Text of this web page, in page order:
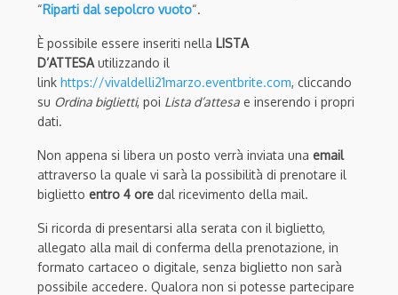
“Riparti dal sepolcro vuoto“.
È possibile essere inseriti nella LISTA
D’ATTESA utilizzando il
link https://vivaldelli21marzo.eventbrite.com, cliccando
su Ordina biglietti, poi Lista d’attesa e inserendo i propri
dati.
Non appena si libera un posto verrà inviata una email
attraverso la quale vi sarà la possibilità di prenotare il
biglietto entro 4 ore dal ricevimento della mail.
Si ricorda di presentarsi alla serata con il biglietto,
allegato alla mail di conferma della prenotazione, in
formato cartaceo o digitale, senza biglietto non sarà
possibile accedere. Qualora non si potesse partecipare